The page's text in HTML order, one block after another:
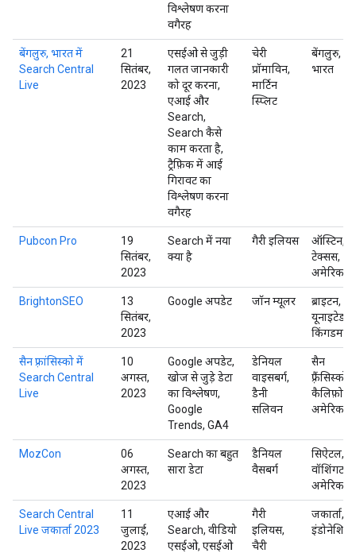
विश्लेषण करना
वगैरह
बेंगलुरु, भारत में
Search Central
Live
21
सितंबर,
2023
एसईओ से जुड़ी
गलत जानकारी
को दूर करना,
एआई और
Search,
Search कैसे
काम करता है,
ट्रैफ़िक में आई
गिरावट का
विश्लेषण करना
वगैरह
चेरी
प्रॉमाविन,
मार्टिन
स्प्लिट
बेंगलुरु,
भारत
Pubcon Pro
19
सितंबर,
2023
Search में नया
क्या है
गैरी इलियस
ऑस्टिन,
टेक्सस,
अमेरिका
BrightonSEO
13
सितंबर,
2023
Google अपडेट जॉन म्यूलर
ब्राइटन,
यूनाइटेड
किंगडम
सैन फ़्रांसिस्को में
Search Central
Live
10
अगस्त,
2023
Google अपडेट,
खोज से जुड़े डेटा
का विश्लेषण,
Google
Trends, GA4
डेनियल
वाइसबर्ग,
डैनी
सलिवन
सैन
फ़्रैंसिस्को,
अमेरिका
MozCon
06
अगस्त,
2023
Search का बहुत
सारा डेटा
डैनियल
वैसबर्ग
सिऐटल,
वॉशिंगटन,
अमेरिका
Search Central
Live जकार्ता 2023
11
जुलाई,
2023
एआई और
Search, वीडियो
एसईओ, एसईओ
गैरी
इलियस,
चैरी
जकार्ता,
इंडोनेशिया